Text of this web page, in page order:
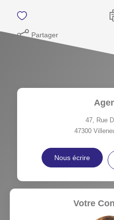
Partager
47, Rue
47300
Nous écrire
Votre